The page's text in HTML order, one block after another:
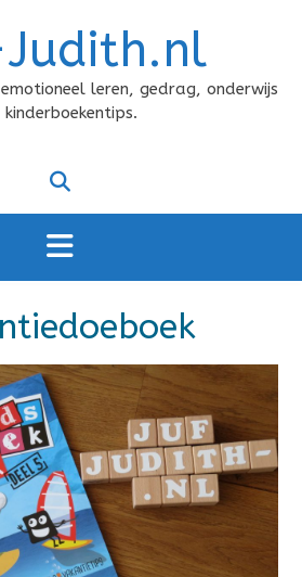
leren, gedrag, onderwijs
kinderboekentips.